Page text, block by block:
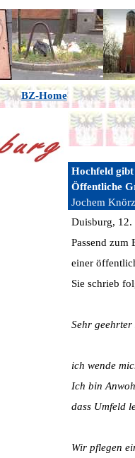
BZ-Home
Hochfeld
Öffentliche
Jochem
Duisburg, 12.
Passend zum
einer
Sie schrieb
Sehr geehrter
ich wende
Ich bin
dass Umfeld
Wir pflegen